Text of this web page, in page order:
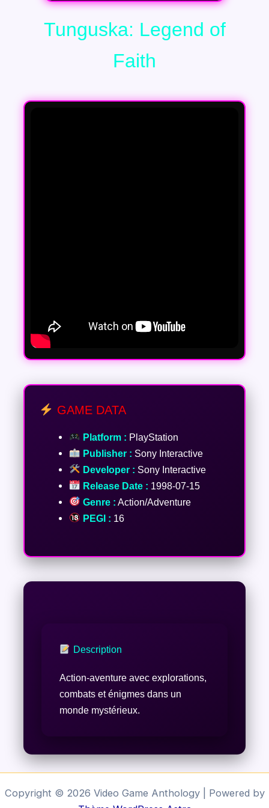
Tunguska: Legend of
Faith
GAME DATA
Platform : PlayStation
Publisher : Sony Interactive
Developer : Sony Interactive
Release Date : 1998-07-15
Genre : Action/Adventure
PEGI : 16
Description
Action-aventure avec explorations,
combats et énigmes dans un
monde mystérieux.
Copyright © 2026 Video Game Anthology | Powered by